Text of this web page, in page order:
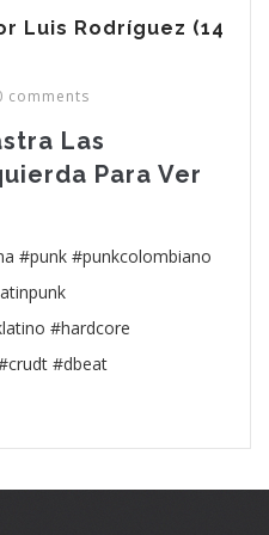
Luis Rodríguez (14
comments
Las
Para Ver
#punk #punkcolombiano
#hardcore
#dbeat